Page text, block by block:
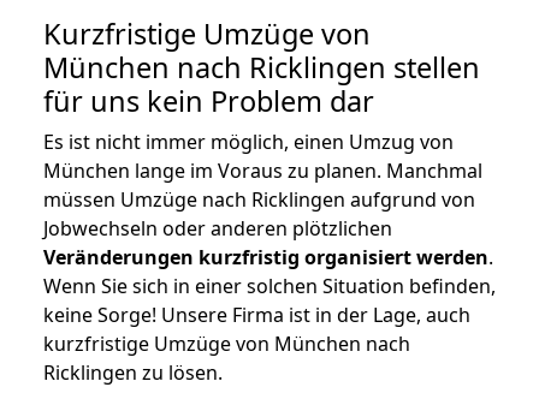
Kurzfristige Umzüge von
München nach Ricklingen stellen
für uns kein Problem dar
Es ist nicht immer möglich, einen Umzug von
München lange im Voraus zu planen. Manchmal
müssen Umzüge nach Ricklingen aufgrund von
Jobwechseln oder anderen plötzlichen
Veränderungen kurzfristig organisiert werden.
Wenn Sie sich in einer solchen Situation befinden,
keine Sorge! Unsere Firma ist in der Lage, auch
kurzfristige Umzüge von München nach
Ricklingen zu lösen.